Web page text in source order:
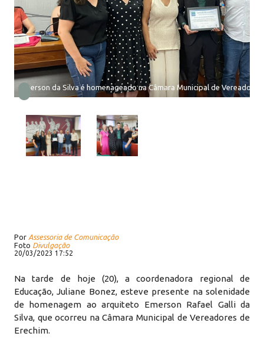
Emerson da Silva é homenageado na Câmara Municipal de Vereadores
Por Assessoria de Comunicação
Foto Divulgação
20/03/2023 17:52
Na tarde de hoje (20), a coordenadora regional de
Educação, Juliane Bonez, esteve presente na solenidade
de homenagem ao arquiteto Emerson Rafael Galli da
Silva, que ocorreu na Câmara Municipal de Vereadores de
Erechim.